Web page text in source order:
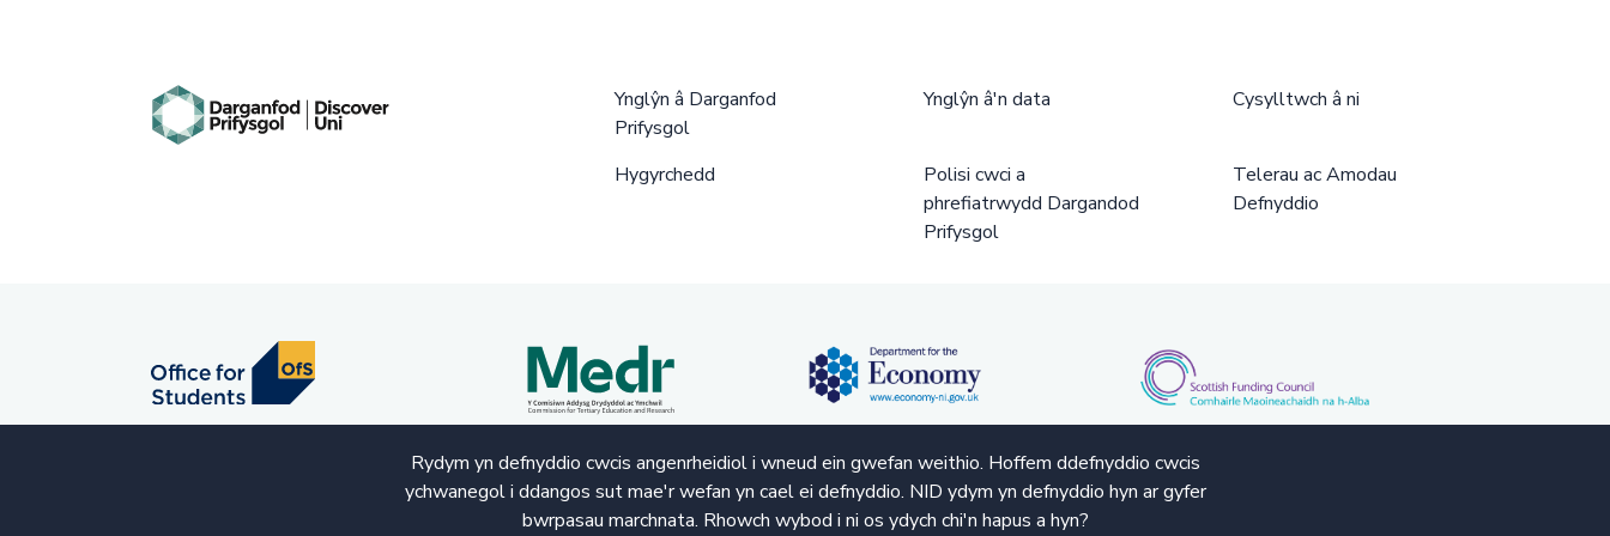
Rydym yn defnyddio cwcis angenrheidiol i wneud ein gwefan weithio. Hoffem ddefnyddio cwcis
ychwanegol i ddangos sut mae'r wefan yn cael ei defnyddio. NID ydym yn defnyddio hyn ar gyfer
bwrpasau marchnata. Rhowch wybod i ni os ydych chi'n hapus a hyn?
Ynglŷn â Darganfod
Prifysgol
Ynglŷn â'n data Cysylltwch â ni
Hygyrchedd
Polisi cwci a
phrefiatrwydd Dargandod
Prifysgol
Telerau ac Amodau
Defnyddio